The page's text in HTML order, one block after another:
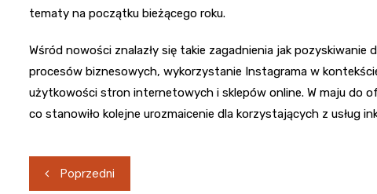
tematy na początku bieżącego roku.
Wśród nowości znalazły się takie zagadnienia jak
procesów biznesowych, wykorzystanie Instagrama w
użytkowości stron internetowych i sklepów online. W maju do
co stanowiło kolejne urozmaicenie dla korzystających z usług
Nawigacja
Poprzedni